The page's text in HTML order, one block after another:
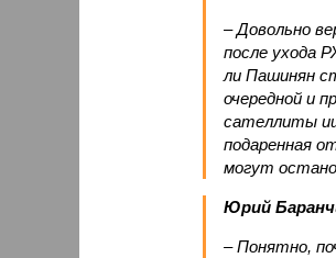
– Довольно
после ухода
ли Пашинян
очередной и
сателлиты
подаренная
могут
Юрий
– Понятно,